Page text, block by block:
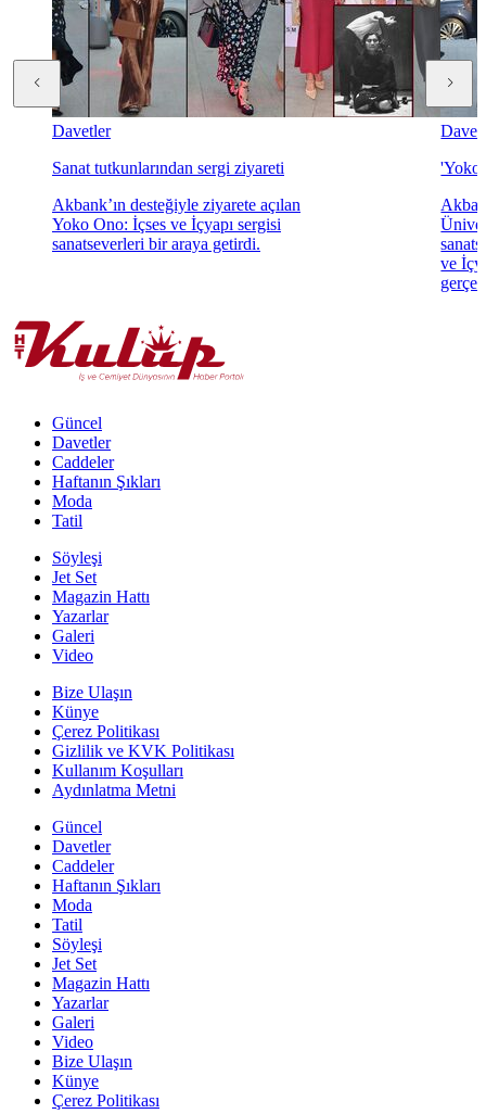
Davetler
Sanat tutkunlarından sergi ziyareti
Akbank’ın desteğiyle ziyarete açılan
Yoko Ono: İçses ve İçyapı sergisi
sanatseverleri bir araya getirdi.
'Yoko
ve
Güncel
Davetler
Caddeler
Haftanın Şıkları
Moda
Tatil
Söyleşi
Jet Set
Magazin Hattı
Yazarlar
Galeri
Video
Bize Ulaşın
Künye
Çerez Politikası
Gizlilik ve KVK Politikası
Kullanım Koşulları
Aydınlatma Metni
Güncel
Davetler
Caddeler
Haftanın Şıkları
Moda
Tatil
Söyleşi
Jet Set
Magazin Hattı
Yazarlar
Galeri
Video
Bize Ulaşın
Künye
Çerez Politikası